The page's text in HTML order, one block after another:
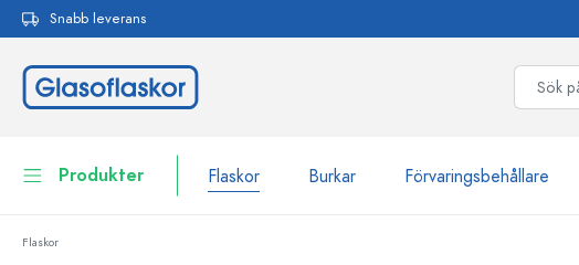
Hoppa till huvudnavigering
Snabb leverans
Produkter Flaskor Burkar Förvaringsbehållare
Flaskor